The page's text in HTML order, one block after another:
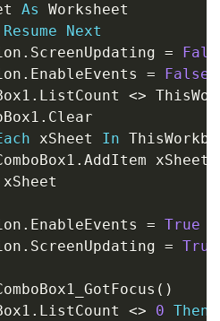
As Worksheet
Resume
Next
. ScreenUpdating =
. EnableEvents =
False
. ListCount <>
. Clear
xSheet In
. AddItem xSheet
xSheet
. EnableEvents = True
. ScreenUpdating = True
( )
. ListCount <> 0 Then